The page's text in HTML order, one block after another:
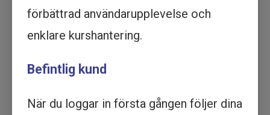
Köp - 495 kr
förbättrad användarupplevelse och
enklare kurshantering.
Befintlig kund
När du loggar in första gången följer dina